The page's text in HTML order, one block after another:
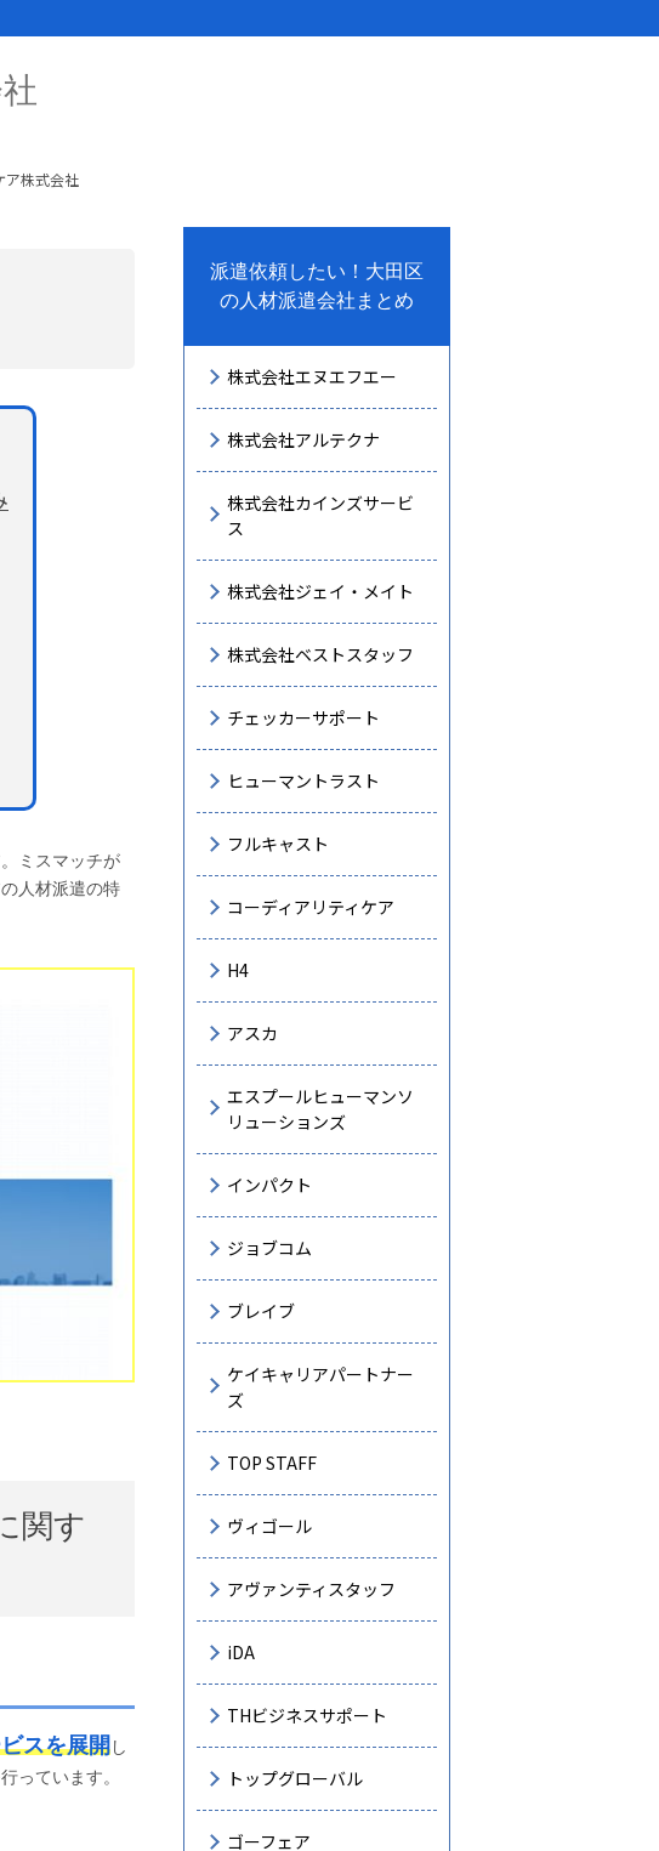
ア株式会社
ミスマッチが
人材派遣の特
関す
スを展開し
っています。
派遣依頼したい！大田区
の人材派遣会社まとめ
株式会社エヌエフエー
株式会社アルテクナ
株式会社カインズサービ
ス
株式会社ジェイ・メイト
株式会社ベストスタッフ
チェッカーサポート
ヒューマントラスト
フルキャスト
コーディアリティケア
H4
アスカ
エスプールヒューマンソ
リューションズ
インパクト
ジョブコム
ブレイブ
ケイキャリアパートナー
ズ
TOP STAFF
ヴィゴール
アヴァンティスタッフ
iDA
THビジネスサポート
トップグローバル
ゴーフェア